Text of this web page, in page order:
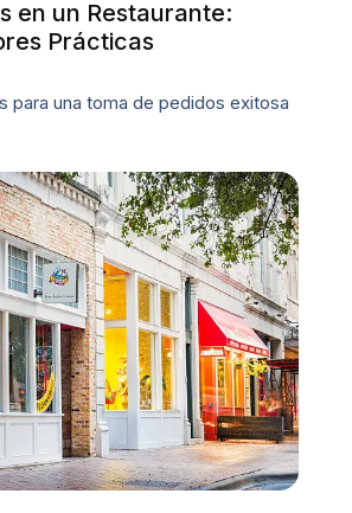
en un Restaurante:
Prácticas
para una toma de pedidos exitosa